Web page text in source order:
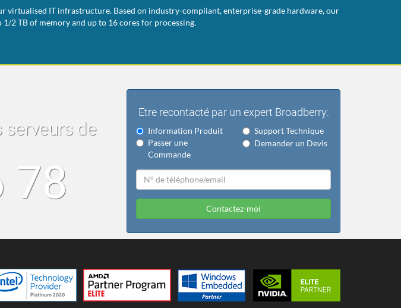
virtualised IT infrastructure. Based on industry-compliant, enterprise-grade hardware, our
2 TB of memory and up to 16 cores for processing.
de
78
Etre recontacté par un expert Broadberry:
Information Produit
Support Technique
Passer une
Commande
Demander un Devis
Contactez-moi